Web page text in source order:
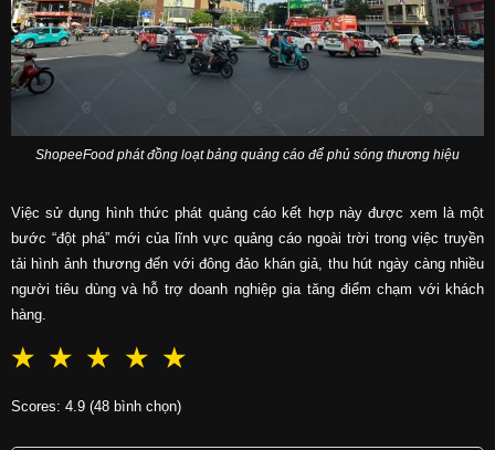
ShopeeFood phát đồng loạt bảng quảng cáo để phủ sóng thương hiệu
Việc sử dụng hình thức phát quảng cáo kết hợp này được xem là một
bước “đột phá” mới của lĩnh vực quảng cáo ngoài trời trong việc truyền
tải hình ảnh thương đến với đông đảo khán giả, thu hút ngày càng nhiều
người tiêu dùng và hỗ trợ doanh nghiệp gia tăng điểm chạm với khách
hàng.
☆
☆
☆
☆
☆
Scores: 4.9 (48 bình chọn)